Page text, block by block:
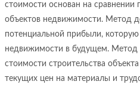
стоимости основан на
объектов недвижимости. Метод
потенциальной прибыли,
недвижимости в будущем. Метод
стоимости строительства
текущих цен на материалы и